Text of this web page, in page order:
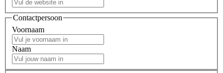
Contactpersoon
Voornaam
Naam